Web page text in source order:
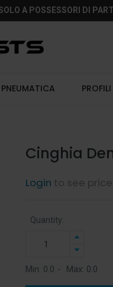
A POSSESSORI DI
PNEUMATICA
Cinghia
Login to see price
Quantity:
Min: 0.0 - Max: 0.0